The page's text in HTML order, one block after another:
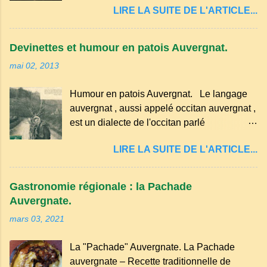
séchez-les sur un torchon.
marqué ses campagnes : Superstitions : Le
pain retourné. Quand, à un repas, un des
voisins se hâtent de planter dans le
aperçoit, il remet le pain sur le bon coté,
mais il doit payer autant de bouteilles de vin
qu’il y a de couteaux ou de fourchettes
d’Ambert). Les quatre chemins. Quand
deux chemins se rencontrent et se coupent,
leur intersection forme un carrefour qui a
LIRE LA SUITE DE L'ARTICLE...
Devinettes et humour en patois Auvergnat.
mai 02, 2013
Humour en patois Auvergnat. Le langage
auvergnat , aussi appelé occitan auvergnat ,
est un dialecte de l'occitan parlé
certaines parties du Massif central . Il
appartient à la famille des langues romanes
et est classé parmi les dialectes du nord-
occitan . Bien que le nombre de locuteurs
traditionnelle et les contes. Il a aussi
LIRE LA SUITE DE L'ARTICLE...
Gastronomie régionale : la Pachade
Auvergnate.
mars 03, 2021
La "Pachade" Auvergnate. La Pachade
auvergnate – Recette traditionnelle de